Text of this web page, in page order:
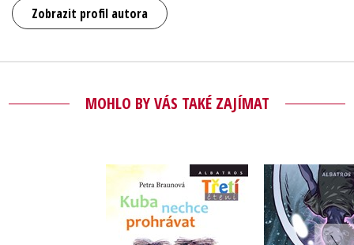
Zobrazit profil autora
MOHLO BY VÁS TAKÉ ZAJÍMAT
Kuba nechce
prohrávat
Petra Braunová
Ztraceni
Petra